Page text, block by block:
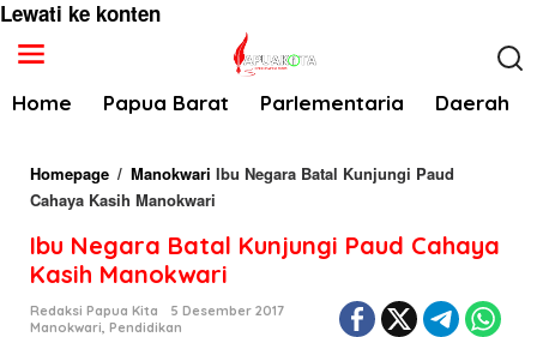
Lewati ke konten
Home Papua Barat Parlementaria Daerah
Homepage / Manokwari Ibu Negara Batal Kunjungi Paud
Cahaya Kasih Manokwari
Ibu Negara Batal Kunjungi Paud Cahaya
Kasih Manokwari
Redaksi Papua Kita
5 Desember 2017
Manokwari, Pendidikan